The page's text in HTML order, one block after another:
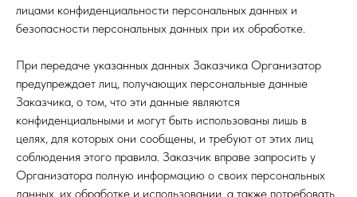
лицами конфиденциальности персональных данных и
безопасности персональных данных при их обработке.
При передаче указанных данных Заказчика Организатор
предупреждает лиц, получающих персональные данные
Заказчика, о том, что эти данные являются
конфиденциальными и могут быть использованы лишь в
целях, для которых они сообщены, и требуют от этих лиц
соблюдения этого правила. Заказчик вправе запросить у
Организатора полную информацию о своих персональных
данных, их обработке и использовании, а также потребовать